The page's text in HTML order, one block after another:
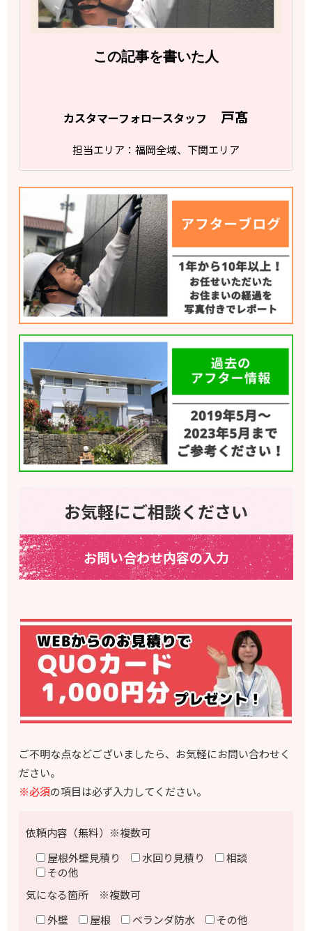
この記事を書いた人
カスタマーフォロースタッフ 戸髙
担当エリア：福岡全域、下関エリア
お気軽にご相談ください
お問い合わせ内容の入力
ご不明な点などございましたら、お気軽にお問い合わせく
ださい。
※必須の項目は必ず入力してください。
依頼内容（無料）※複数可
屋根外壁見積り
水回り見積り
相談
その他
気になる箇所 ※複数可
外壁
屋根 ベランダ防水 その他